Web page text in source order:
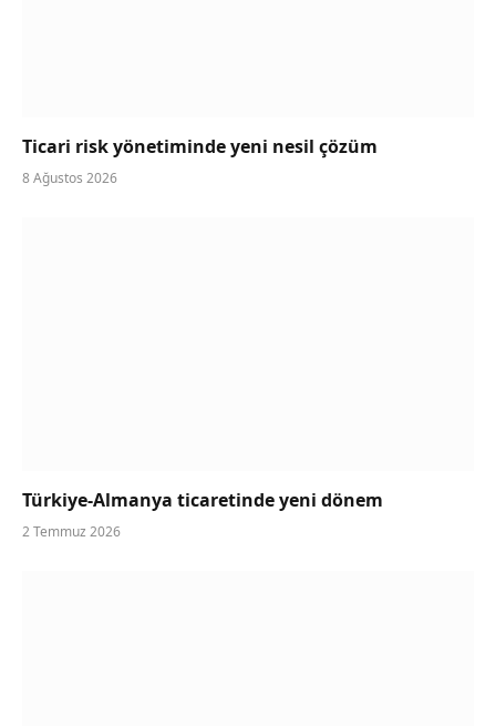
Ticari risk yönetiminde yeni nesil çözüm
8 Ağustos 2026
Türkiye-Almanya ticaretinde yeni dönem
2 Temmuz 2026